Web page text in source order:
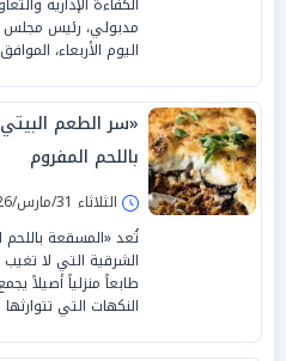
مدبولي، رئيس مجلس
اليوم الأربعاء، الموافق 1 أبريل 2026.
«سر الطعم
باللحم المفروم
الثلاثاء 31/مارس/2026 - 05:14 م
تُعد «المسقعة
الشرقية التي لا
طابعاً منزلياً أصيلاً
النكهات التي تتوارثها